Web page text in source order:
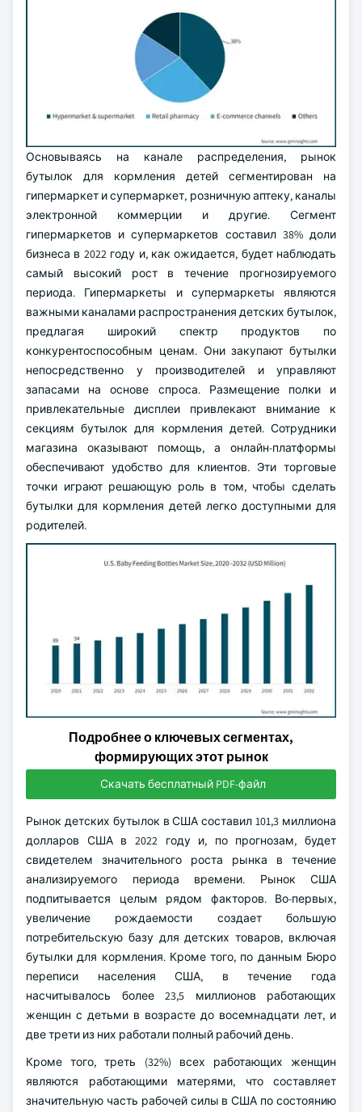
Основываясь на канале распределения, рынок
бутылок для кормления детей сегментирован на
гипермаркет и супермаркет, розничную аптеку, каналы
электронной коммерции и другие. Сегмент
гипермаркетов и супермаркетов составил 38% доли
бизнеса в 2022 году и, как ожидается, будет наблюдать
самый высокий рост в течение прогнозируемого
периода. Гипермаркеты и супермаркеты являются
важными каналами распространения детских бутылок,
предлагая широкий спектр продуктов по
конкурентоспособным ценам. Они закупают бутылки
непосредственно у производителей и управляют
запасами на основе спроса. Размещение полки и
привлекательные дисплеи привлекают внимание к
секциям бутылок для кормления детей. Сотрудники
магазина оказывают помощь, а онлайн-платформы
обеспечивают удобство для клиентов. Эти торговые
точки играют решающую роль в том, чтобы сделать
бутылки для кормления детей легко доступными для
родителей.
Подробнее о ключевых сегментах,
формирующих этот рынок
Скачать бесплатный PDF-файл
Рынок детских бутылок в США составил 101,3 миллиона
долларов США в 2022 году и, по прогнозам, будет
свидетелем значительного роста рынка в течение
анализируемого периода времени. Рынок США
подпитывается целым рядом факторов. Во-первых,
увеличение рождаемости создает большую
потребительскую базу для детских товаров, включая
бутылки для кормления. Кроме того, по данным Бюро
переписи населения США, в течение года
насчитывалось более 23,5 миллионов работающих
женщин с детьми в возрасте до восемнадцати лет, и
две трети из них работали полный рабочий день.
Кроме того, треть (32%) всех работающих женщин
являются работающими матерями, что составляет
значительную часть рабочей силы в США по состоянию